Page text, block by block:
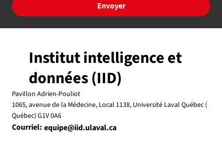
Envoyer
Institut intelligence et
données (IID)
Pavillon Adrien-Pouliot
1065, avenue de la Médecine, Local 1138, Université Laval Québec (
Québec) G1V 0A6
Courriel: equipe@iid.ulaval.ca